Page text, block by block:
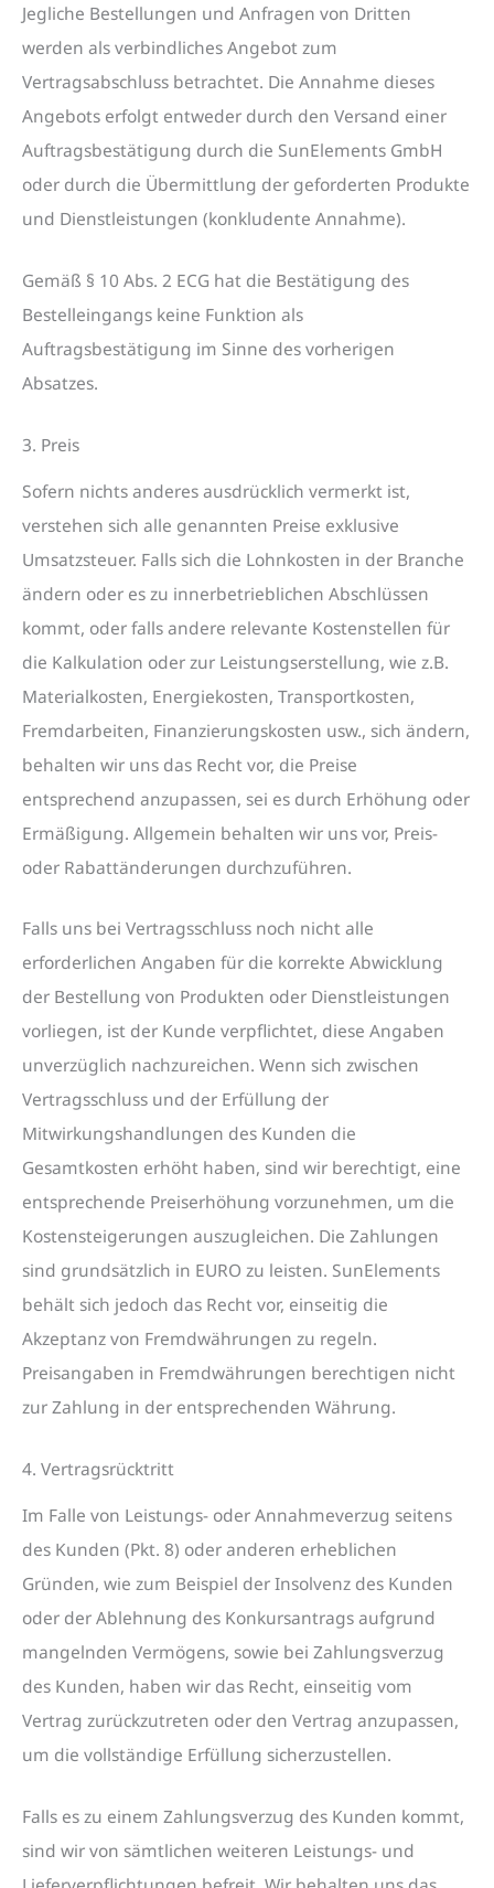
Jegliche Bestellungen und Anfragen von Dritten
werden als verbindliches Angebot zum
Vertragsabschluss betrachtet. Die Annahme dieses
Angebots erfolgt entweder durch den Versand einer
Auftragsbestätigung durch die SunElements GmbH
oder durch die Übermittlung der geforderten Produkte
und Dienstleistungen (konkludente Annahme).
Gemäß § 10 Abs. 2 ECG hat die Bestätigung des
Bestelleingangs keine Funktion als
Auftragsbestätigung im Sinne des vorherigen
Absatzes.
3. Preis
Sofern nichts anderes ausdrücklich vermerkt ist,
verstehen sich alle genannten Preise exklusive
Umsatzsteuer. Falls sich die Lohnkosten in der Branche
ändern oder es zu innerbetrieblichen Abschlüssen
kommt, oder falls andere relevante Kostenstellen für
die Kalkulation oder zur Leistungserstellung, wie z.B.
Materialkosten, Energiekosten, Transportkosten,
Fremdarbeiten, Finanzierungskosten usw., sich ändern,
behalten wir uns das Recht vor, die Preise
entsprechend anzupassen, sei es durch Erhöhung oder
Ermäßigung. Allgemein behalten wir uns vor, Preis-
oder Rabattänderungen durchzuführen.
Falls uns bei Vertragsschluss noch nicht alle
erforderlichen Angaben für die korrekte Abwicklung
der Bestellung von Produkten oder Dienstleistungen
vorliegen, ist der Kunde verpflichtet, diese Angaben
unverzüglich nachzureichen. Wenn sich zwischen
Vertragsschluss und der Erfüllung der
Mitwirkungshandlungen des Kunden die
Gesamtkosten erhöht haben, sind wir berechtigt, eine
entsprechende Preiserhöhung vorzunehmen, um die
Kostensteigerungen auszugleichen. Die Zahlungen
sind grundsätzlich in EURO zu leisten. SunElements
behält sich jedoch das Recht vor, einseitig die
Akzeptanz von Fremdwährungen zu regeln.
Preisangaben in Fremdwährungen berechtigen nicht
zur Zahlung in der entsprechenden Währung.
4. Vertragsrücktritt
Im Falle von Leistungs- oder Annahmeverzug seitens
des Kunden (Pkt. 8) oder anderen erheblichen
Gründen, wie zum Beispiel der Insolvenz des Kunden
oder der Ablehnung des Konkursantrags aufgrund
mangelnden Vermögens, sowie bei Zahlungsverzug
des Kunden, haben wir das Recht, einseitig vom
Vertrag zurückzutreten oder den Vertrag anzupassen,
um die vollständige Erfüllung sicherzustellen.
Falls es zu einem Zahlungsverzug des Kunden kommt,
sind wir von sämtlichen weiteren Leistungs- und